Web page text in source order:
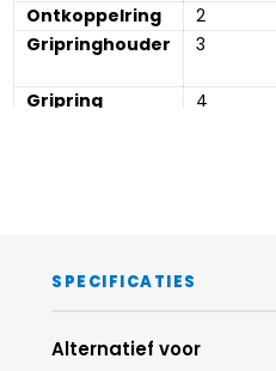
Ontkoppelring
2
Gripringhouder
3
Gripring
4
SPECIFICATIES
Alternatief voor